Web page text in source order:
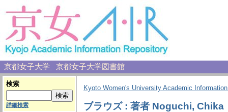
京都女子大学 京都女子大学図書館
検索
詳細検索
Kyoto Women's University Academic
ブラウズ : 著者 Noguchi, Chika